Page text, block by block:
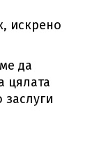
искрено
да
цялата
заслуги